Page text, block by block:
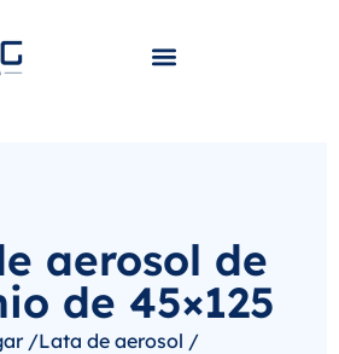
aerosol de
de 45×125
/Lata de aerosol /